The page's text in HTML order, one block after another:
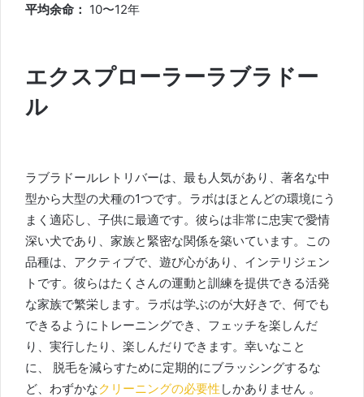
平均余命： 10〜12年
エクスプローラーラブラドー
ル
ラブラドールレトリバーは、最も人気があり、著名な中
型から大型の犬種の1つです。ラボはほとんどの環境にう
まく適応し、子供に最適です。彼らは非常に忠実で愛情
深い犬であり、家族と緊密な関係を築いています。この
品種は、アクティブで、遊び心があり、インテリジェン
トです。彼らはたくさんの運動と訓練を提供できる活発
な家族で繁栄します。ラボは学ぶのが大好きで、何でも
できるようにトレーニングでき、フェッチを楽しんだ
り、実行したり、楽しんだりできます。幸いなこと
に、
脱毛を減らすために定期的にブラッシングするな
ど、わずかなクリーニングの必要性 しかありません 。